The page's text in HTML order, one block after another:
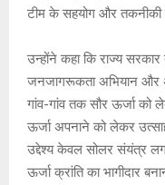
टीम के सहयोग और तकनीकी
उन्होंने कहा कि राज्य सरकार
जनजागरूकता अभियान और
गांव-गांव तक सौर ऊर्जा को
ऊर्जा अपनाने को लेकर
उद्देश्य केवल सोलर संयंत्र
ऊर्जा क्रांति का भागीदार